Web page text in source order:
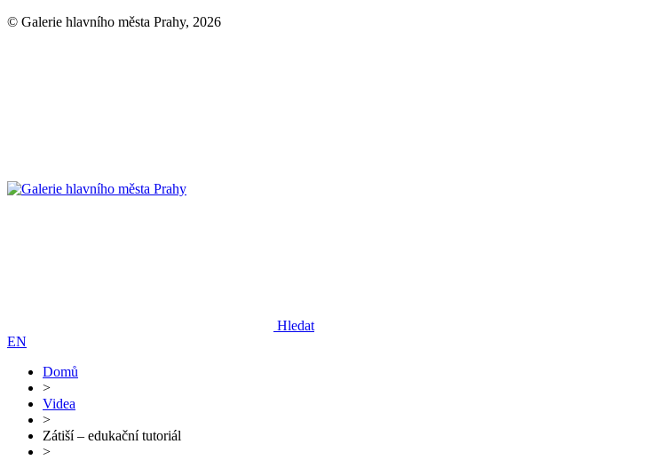
© Galerie hlavního města Prahy, 2026
Hledat
EN
Domů
>
Videa
>
Zátiší – edukační tutoriál
>